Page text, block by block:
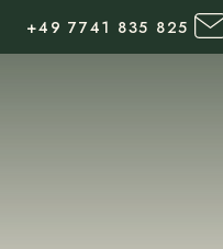
+49 7741 835 825